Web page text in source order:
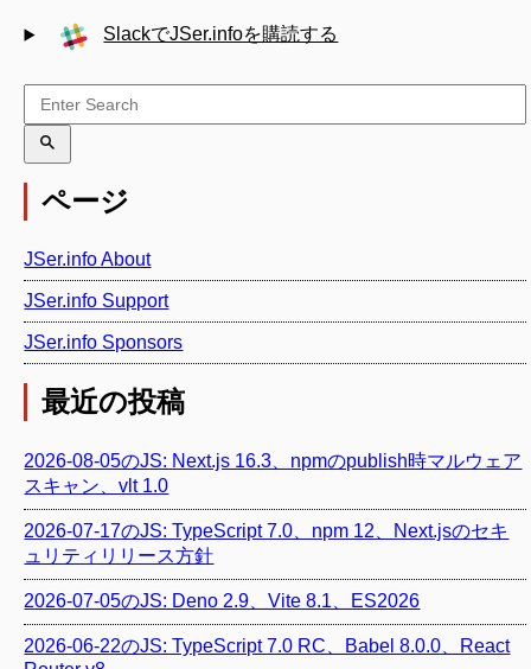
SlackでJSer.infoを購読する
ページ
JSer.info About
JSer.info Support
JSer.info Sponsors
最近の投稿
2026-08-05のJS: Next.js 16.3、npmのpublish時マルウェア
スキャン、vlt 1.0
2026-07-17のJS: TypeScript 7.0、npm 12、Next.jsのセキ
ュリティリリース方針
2026-07-05のJS: Deno 2.9、Vite 8.1、ES2026
2026-06-22のJS: TypeScript 7.0 RC、Babel 8.0.0、React